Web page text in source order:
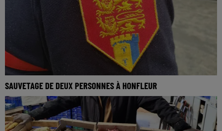
SAUVETAGE DE DEUX PERSONNES À HONFLEUR